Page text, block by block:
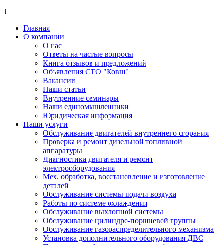
J
Главная
О компании
О нас
Ответы на частые вопросы
Книга отзывов и предложений
Объявления СТО "Ковш"
Вакансии
Наши статьи
Внутренние семинары
Наши единомышленники
Юридическая информация
Наши услуги
Обслуживание двигателей внутреннего сгорания
Проверка и ремонт дизельной топливной
аппаратуры
Диагностика двигателя и ремонт
электрооборудования
Мех. обработка, восстановление и изготовление
деталей
Обслуживание системы подачи воздуха
Работы по системе охлаждения
Обслуживание выхлопной системы
Обслуживание цилиндро-поршневой группы
Обслуживание газораспределительного механизма
Установка дополнительного оборудования ДВС